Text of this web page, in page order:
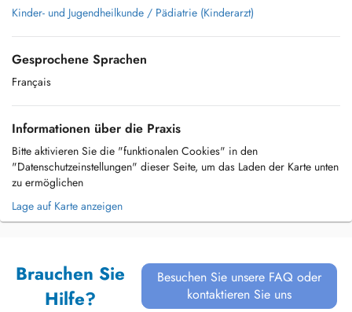
Kinder- und Jugendheilkunde / Pädiatrie (Kinderarzt)
Gesprochene Sprachen
Français
Informationen über die Praxis
Bitte aktivieren Sie die "funktionalen Cookies" in den
"Datenschutzeinstellungen" dieser Seite, um das Laden der Karte unten
zu ermöglichen
Lage auf Karte anzeigen
Brauchen Sie
Hilfe?
Besuchen Sie unsere FAQ oder
kontaktieren Sie uns